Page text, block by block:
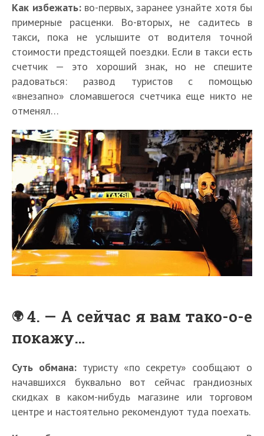
Как избежать:во-первых, заранее узнайте хотя бы
примерные расценки. Во-вторых, не садитесь в
такси, пока не услышите от водителя точной
стоимости предстоящей поездки. Если в такси есть
счетчик — это хороший знак, но не спешите
радоваться: развод туристов с помощью
«внезапно» сломавшегося счетчика еще никто не
отменял…
4. — А сейчас я вам тако-о-е
покажу…
Суть обмана:туристу «по секрету» сообщают о
начавшихся буквально вот сейчас грандиозных
скидках в каком-нибудь магазине или торговом
центре и настоятельно рекомендуют туда поехать.